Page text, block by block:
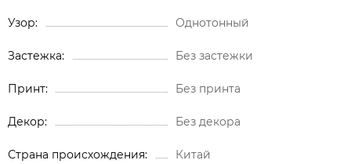
Узор Однотонный
Застежка Без застежки
Принт Без принта
Декор Без декора
Страна происхождения Китай